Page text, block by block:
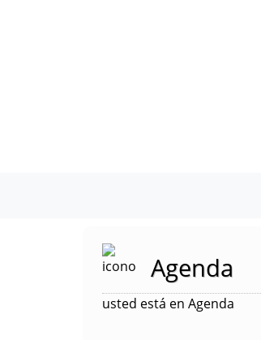
Agenda
usted está en Agenda